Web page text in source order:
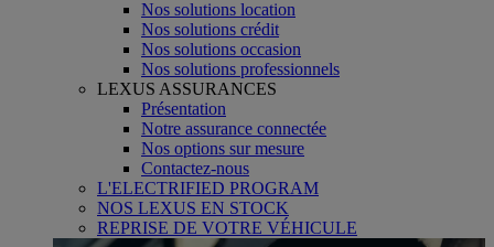
Nos solutions location
Nos solutions crédit
Nos solutions occasion
Nos solutions professionnels
LEXUS ASSURANCES
Présentation
Notre assurance connectée
Nos options sur mesure
Contactez-nous
L'ELECTRIFIED PROGRAM
NOS LEXUS EN STOCK
REPRISE DE VOTRE VÉHICULE